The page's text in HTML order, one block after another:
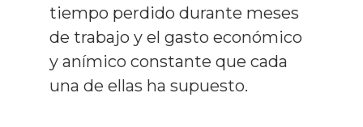
tiempo perdido durante meses
de trabajo y el gasto económico
y anímico constante que cada
una de ellas ha supuesto.